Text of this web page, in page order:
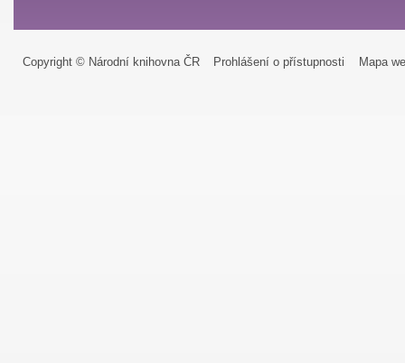
Copyright © Národní knihovna ČR Prohlášení o přístupnosti Mapa